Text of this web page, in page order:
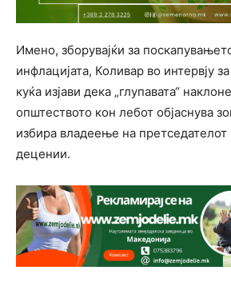
Имено, зборувајќи за
инфлацијата, Коливар во интервју
куќа изјави дека „глупавата“
општеството кон лебот објаснува
избира владеење на
децении.